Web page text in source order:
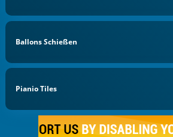
Ballons Schießen
Pianio Tiles